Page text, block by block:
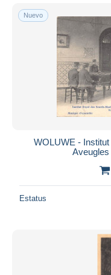
Nuevo
WOLUWE -
Estatus